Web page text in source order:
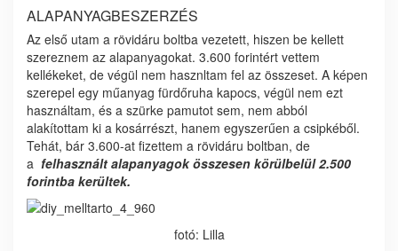
ALAPANYAGBESZERZÉS
Az első utam a rövidáru boltba vezetett, hiszen be kellett
szereznem az alapanyagokat. 3.600 forintért vettem
kellékeket, de végül nem hasznltam fel az összeset. A képen
szerepel egy műanyag fürdőruha kapocs, végül nem ezt
használtam, és a szürke pamutot sem, nem abból
alakítottam ki a kosárrészt, hanem egyszerűen a csipkéből.
Tehát, bár 3.600-at fizettem a rövidáru boltban, de
a felhasznált alapanyagok összesen körülbelül 2.500
forintba kerültek.
fotó: Lilla